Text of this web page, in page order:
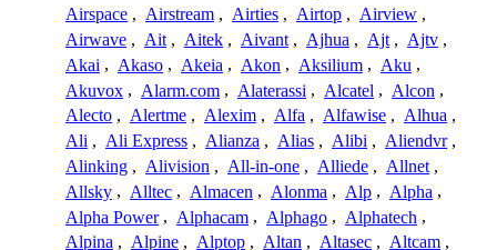
Airspace , Airstream , Airties , Airtop , Airview ,
Airwave , Ait , Aitek , Aivant , Ajhua , Ajt , Ajtv ,
Akai , Akaso , Akeia , Akon , Aksilium , Aku ,
Akuvox , Alarm.com , Alaterassi , Alcatel , Alcon ,
Alecto , Alertme , Alexim , Alfa , Alfawise , Alhua ,
Ali , Ali Express , Alianza , Alias , Alibi , Aliendvr ,
Alinking , Alivision , All-in-one , Alliede , Allnet ,
Allsky , Alltec , Almacen , Alonma , Alp , Alpha ,
Alpha Power , Alphacam , Alphago , Alphatech ,
Alpina , Alpine , Alptop , Altan , Altasec , Altcam ,